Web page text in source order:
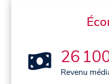
26
Revenu